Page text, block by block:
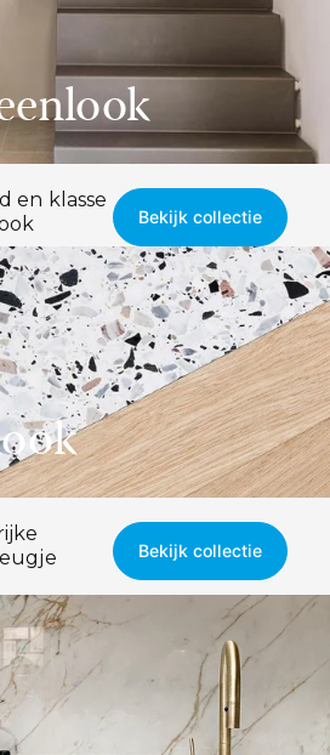
en klasse
Bekijk collectie
Bekijk collectie